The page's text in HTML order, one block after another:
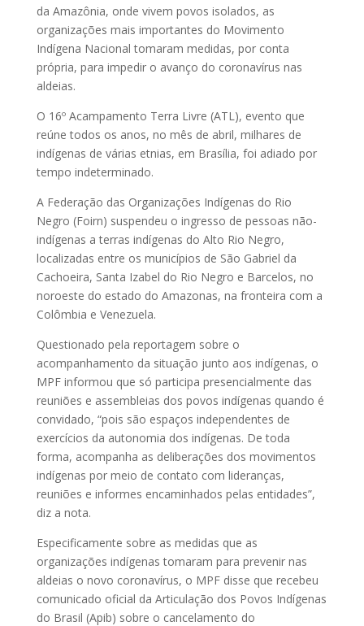
da Amazônia, onde vivem povos isolados, as
organizações mais importantes do Movimento
Indígena Nacional tomaram medidas, por conta
própria, para impedir o avanço do coronavírus nas
aldeias.
O 16º Acampamento Terra Livre (ATL), evento que
reúne todos os anos, no mês de abril, milhares de
indígenas de várias etnias, em Brasília, foi adiado por
tempo indeterminado.
A Federação das Organizações Indígenas do Rio
Negro (Foirn) suspendeu o ingresso de pessoas não-
indígenas a terras indígenas do Alto Rio Negro,
localizadas entre os municípios de São Gabriel da
Cachoeira, Santa Izabel do Rio Negro e Barcelos, no
noroeste do estado do Amazonas, na fronteira com a
Colômbia e Venezuela.
Questionado pela reportagem sobre o
acompanhamento da situação junto aos indígenas, o
MPF informou que só participa presencialmente das
reuniões e assembleias dos povos indígenas quando é
convidado, “pois são espaços independentes de
exercícios da autonomia dos indígenas. De toda
forma, acompanha as deliberações dos movimentos
indígenas por meio de contato com lideranças,
reuniões e informes encaminhados pelas entidades”,
diz a nota.
Especificamente sobre as medidas que as
organizações indígenas tomaram para prevenir nas
aldeias o novo coronavírus, o MPF disse que recebeu
comunicado oficial da Articulação dos Povos Indígenas
do Brasil (Apib) sobre o cancelamento do